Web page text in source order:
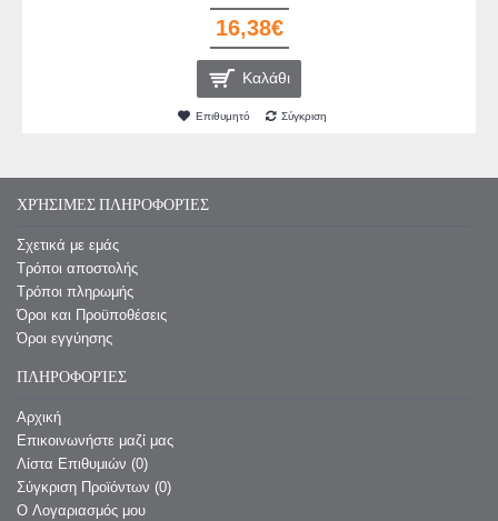
16,38€
Καλάθι
Επιθυμητό Σύγκριση
ΧΡΉΣΙΜΕΣ ΠΛΗΡΟΦΟΡΊΕΣ
Σχετικά με εμάς
Τρόποι αποστολής
Τρόποι πληρωμής
Όροι και Προϋποθέσεις
Όροι εγγύησης
ΠΛΗΡΟΦΟΡΊΕΣ
Αρχική
Επικοινωνήστε μαζί μας
Λίστα Επιθυμιών (0)
Σύγκριση Προϊόντων (0)
O Λογαριασμός μου